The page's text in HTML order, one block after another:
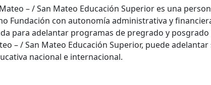
– / San Mateo Educación Superior es una
Fundación con autonomía administrativa y
para adelantar programas de pregrado y
– / San Mateo Educación Superior, puede
nacional e internacional.